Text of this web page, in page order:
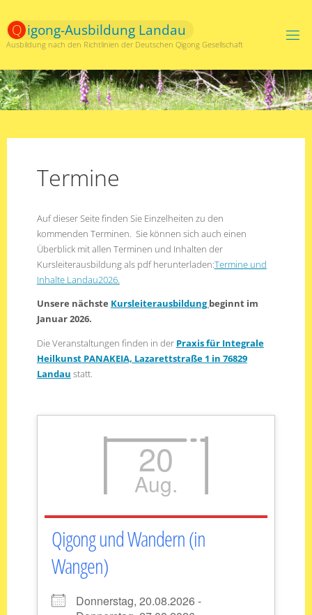
Inhalt
springen
Q igong-Ausbildung Landau
Ausbildung nach den Richtlinien der Deutschen Qigong Gesellschaft
Termine
Auf dieser Seite finden Sie Einzelheiten zu den
kommenden Terminen. Sie können sich auch einen
Überblick mit allen Terminen und Inhalten der
Kursleiterausbildung als pdf herunterladen:Termine und
Inhalte Landau2026.
Unsere nächste Kursleiterausbildungbeginnt im
Januar 2026.
Die Veranstaltungen finden in der Praxis für Integrale
Heilkunst PANAKEIA, Lazarettstraße 1 in 76829
Landau statt.
20
Aug.
Qigong und Wandern (in
Wangen)
Donnerstag, 20.08.2026 -